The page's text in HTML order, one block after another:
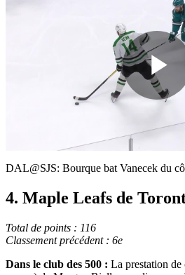
DAL@SJS: Bourque bat Vanecek du
4. Maple Leafs de
Total de points : 116
Classement précédent : 6e
Dans le club des 500 : La prestation